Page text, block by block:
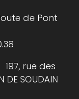
de Pont
rue des
SOUDAIN